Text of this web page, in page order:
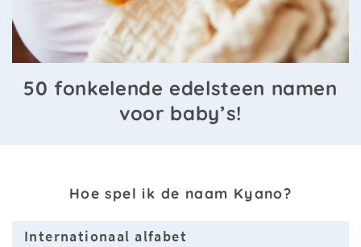
50 fonkelende edelsteen namen
voor baby’s!
Hoe spel ik de naam Kyano?
Internationaal alfabet